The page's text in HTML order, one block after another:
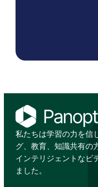
私たちは学習の力を信
グ、教育、知識共有の
インテリジェントなビ
ました。